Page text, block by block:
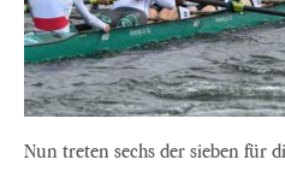
Nun treten sechs der sieben für